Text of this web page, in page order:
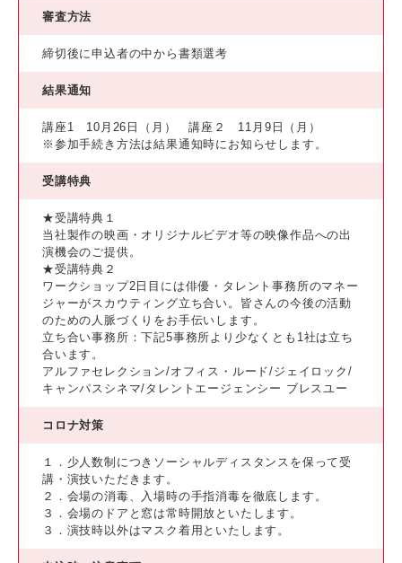
審査方法
締切後に申込者の中から書類選考
結果通知
講座1 10月26日（月） 講座２ 11月9日（月）
※参加手続き方法は結果通知時にお知らせします。
受講特典
★受講特典１
当社製作の映画・オリジナルビデオ等の映像作品への出
演機会のご提供。
★受講特典２
ワークショップ2日目には俳優・タレント事務所のマネー
ジャーがスカウティング立ち合い。皆さんの今後の活動
のための人脈づくりをお手伝いします。
立ち合い事務所：下記5事務所より少なくとも1社は立ち
合います。
アルファセレクション/オフィス・ルード/ジェイロック/
キャンパスシネマ/タレントエージェンシー ブレスユー
コロナ対策
１．少人数制につきソーシャルディスタンスを保って受
講・演技いただきます。
２．会場の消毒、入場時の手指消毒を徹底します。
３．会場のドアと窓は常時開放といたします。
３．演技時以外はマスク着用といたします。